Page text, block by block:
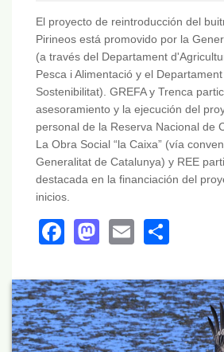
El proyecto de reintroducción del
Pirineos está promovido por la
(a través del Departament
Pesca i Alimentació y el
Sostenibilitat). GREFA y Trenca
asesoramiento y la ejecución del
personal de la Reserva Nacional de
La Obra Social “la Caixa” (vía
Generalitat de Catalunya) y REE
destacada en la financiación del
inicios.
Facebook
Mastodon
Email